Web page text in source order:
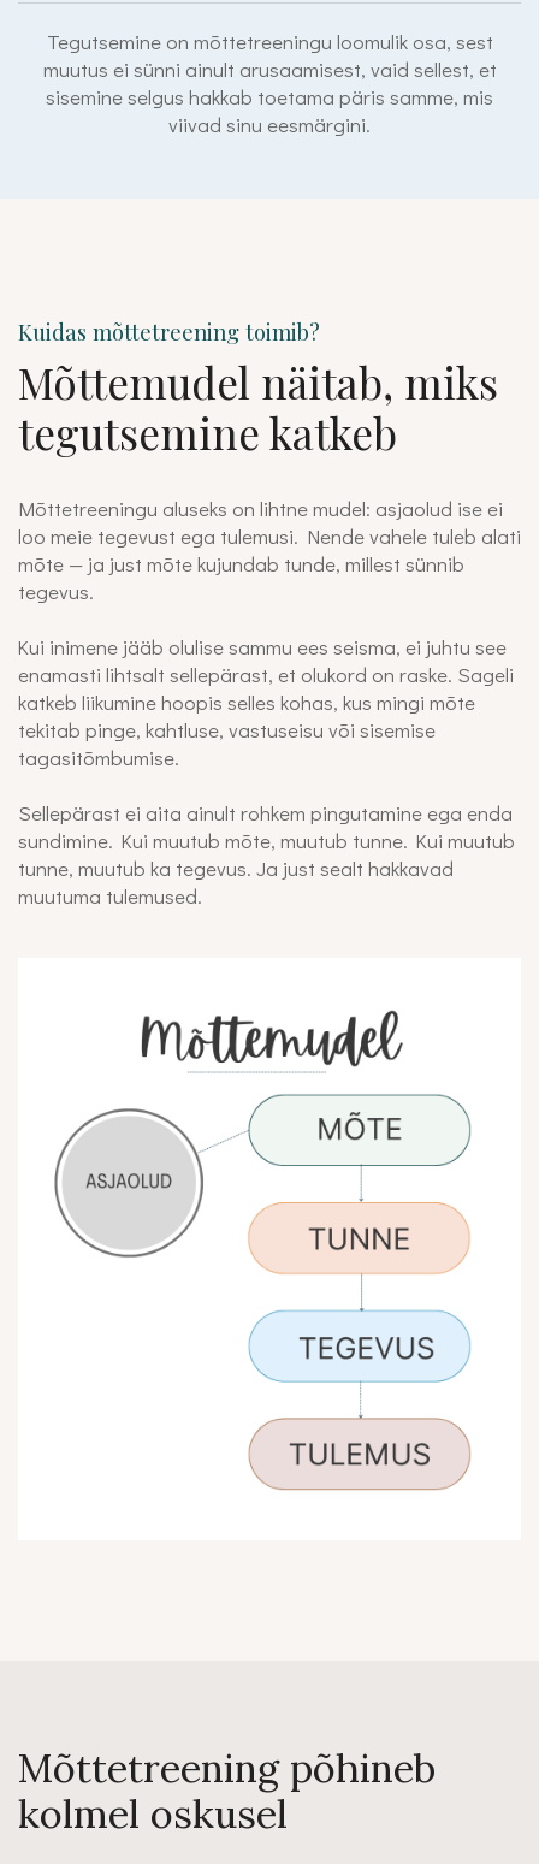
Tegutsemine on mõttetreeningu loomulik osa, sest
muutus ei sünni ainult arusaamisest, vaid sellest, et
sisemine selgus hakkab toetama päris samme, mis
viivad sinu eesmärgini.
Kuidas mõttetreening toimib?
Mõttemudel näitab, miks
tegutsemine katkeb
Mõttetreeningu aluseks on lihtne mudel: asjaolud ise ei
loo meie tegevust ega tulemusi. Nende vahele tuleb alati
mõte — ja just mõte kujundab tunde, millest sünnib
tegevus.
Kui inimene jääb olulise sammu ees seisma, ei juhtu see
enamasti lihtsalt sellepärast, et olukord on raske. Sageli
katkeb liikumine hoopis selles kohas, kus mingi mõte
tekitab pinge, kahtluse, vastuseisu või sisemise
tagasitõmbumise.
Sellepärast ei aita ainult rohkem pingutamine ega enda
sundimine. Kui muutub mõte, muutub tunne. Kui muutub
tunne, muutub ka tegevus. Ja just sealt hakkavad
muutuma tulemused.
Mõttetreening põhineb
kolmel oskusel